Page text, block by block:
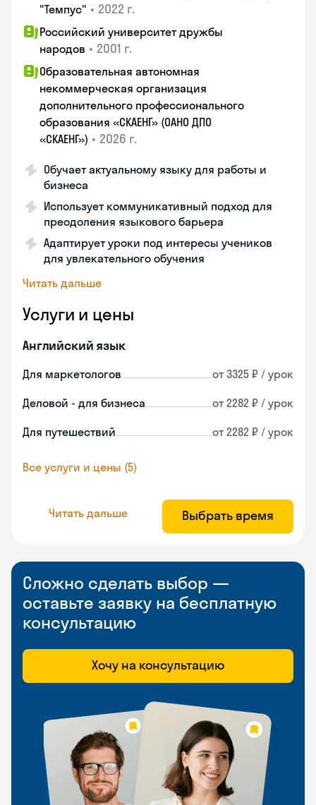
"Темпус" • 2022 г.
Российский университет дружбы
народов • 2001 г.
Образовательная автономная
некоммерческая организация
дополнительного профессионального
образования «СКАЕНГ» (ОАНО ДПО
«СКАЕНГ») • 2026 г.
Обучает актуальному языку для работы и
бизнеса
Использует коммуникативный подход для
преодоления языкового барьера
Адаптирует уроки под интересы учеников
для увлекательного обучения
Читать дальше
Услуги и цены
Английский язык
Для маркетологов от 3325 ₽ / урок
Деловой - для бизнеса от 2282 ₽ / урок
Для путешествий от 2282 ₽ / урок
Все услуги и цены (5)
Читать дальше Выбрать время
Сложно сделать выбор —
оставьте заявку на бесплатную
консультацию
Хочу на консультацию